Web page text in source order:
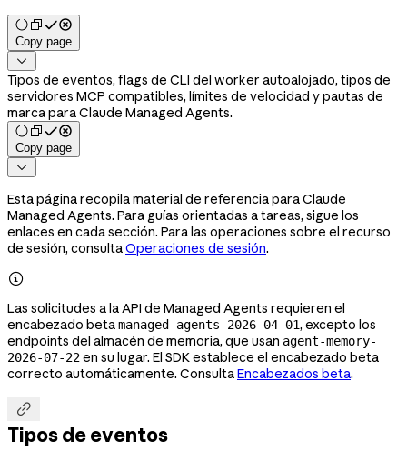
Copy page

Tipos de eventos, flags de CLI del worker autoalojado, tipos de
servidores MCP compatibles, límites de velocidad y pautas de
marca para Claude Managed Agents.
Copy page

Esta página recopila material de referencia para Claude
Managed Agents. Para guías orientadas a tareas, sigue los
enlaces en cada sección. Para las operaciones sobre el recurso
de sesión, consultaOperaciones de sesión.

Las solicitudes a la API de Managed Agents requieren el
encabezado betamanaged-agents-2026-04-01, excepto los
endpoints del almacén de memoria, que usan agent-memory-
2026-07-22en su lugar. El SDK establece el encabezado beta
correcto automáticamente. ConsultaEncabezados beta.

Tipos de eventos